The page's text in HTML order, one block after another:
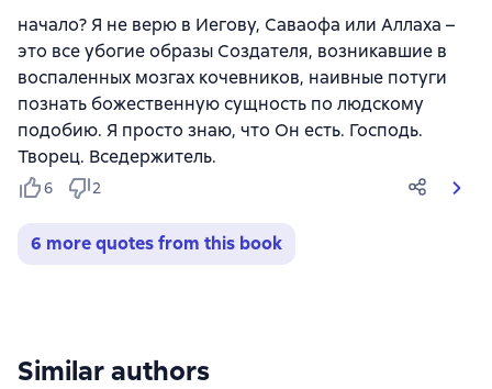
начало? Я не верю в Иегову, Саваофа или Аллаха –
это все убогие образы Создателя, возникавшие в
воспаленных мозгах кочевников, наивные потуги
познать божественную сущность по людскому
подобию. Я просто знаю, что Он есть. Господь.
Творец. Вседержитель.
6 2
6 more quotes from this book
Similar authors